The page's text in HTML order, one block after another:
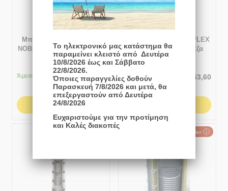
Μπόιλερ λεβητοστασίου
NOBEL 1000 λίτρα BUFFER
(Δοχείο αδρανείας χωρίς
σμάλτο) με 2 εναλλάκτες
Άμεσα διαθέσιμο € 1.958,00
€1.253,00
ΑΓΟΡΆ
Δοχείο Αδρανείας REFLEX
HF/R-1000 (Με φλάντζα
επιθεώρησης & χωρίς
Άμεσα διαθέσιμο 1.563,60
#4 Best Seller ⓘ
Το ηλεκτρονικό μας κατάστημα θα
παραμείνει κλειστό από Δευτέρα
10/8/2026 έως και Σάββατο
22/8/2026.
Όποιες παραγγελίες δοθούν
Παρασκευή 7/8/2026 και μετά, θα
επεξεργαστούν από Δευτέρα
24/8/2026
Ευχαριστούμε για την προτίμηση
και Καλές διακοπές